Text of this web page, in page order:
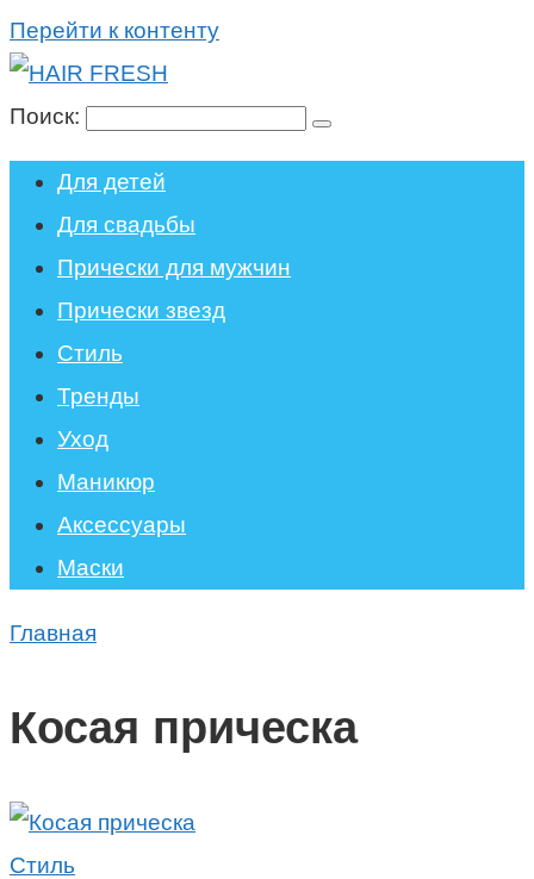
Перейти к контенту
Поиск:
Для детей
Для свадьбы
Прически для мужчин
Прически звезд
Стиль
Тренды
Уход
Маникюр
Аксессуары
Маски
Главная
Косая прическа
Стиль